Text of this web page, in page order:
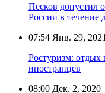
Песков допустил
России в течение
07:54 Янв. 29, 2021
Ростуризм: отдых
иностранцев
08:00 Дек. 2, 2020